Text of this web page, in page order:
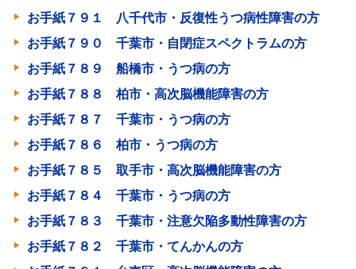
お手紙７９１ 八千代市・反復性うつ病性障害の方
お手紙７９０ 千葉市・自閉症スペクトラムの方
お手紙７８９ 船橋市・うつ病の方
お手紙７８８ 柏市・高次脳機能障害の方
お手紙７８７ 千葉市・うつ病の方
お手紙７８６ 柏市・うつ病の方
お手紙７８５ 取手市・高次脳機能障害の方
お手紙７８４ 千葉市・うつ病の方
お手紙７８３ 千葉市・注意欠陥多動性障害の方
お手紙７８２ 千葉市・てんかんの方